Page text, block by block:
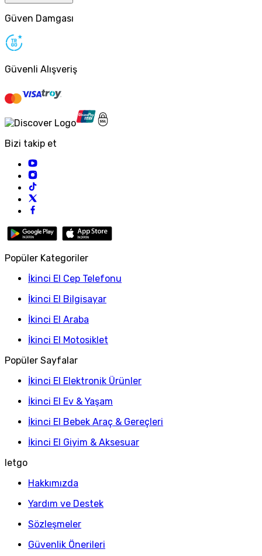
Güven Damgası
Güvenli Alışveriş
Bizi takip et
Popüler Kategoriler
İkinci El Cep Telefonu
İkinci El Bilgisayar
İkinci El Araba
İkinci El Motosiklet
Popüler Sayfalar
İkinci El Elektronik Ürünler
İkinci El Ev & Yaşam
İkinci El Bebek Araç & Gereçleri
İkinci El Giyim & Aksesuar
letgo
Hakkımızda
Yardım ve Destek
Sözleşmeler
Güvenlik Önerileri